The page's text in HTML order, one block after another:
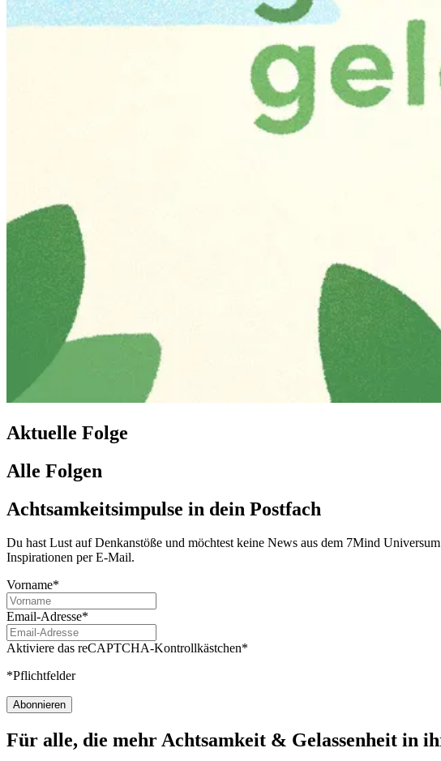
Aktuelle Folge
Alle Folgen
Achtsamkeitsimpulse in dein Postfach
Du hast Lust auf Denkanstöße und möchtest keine News aus dem 7Mind
Inspirationen per E-Mail.
Vorname*
Email-Adresse*
Aktiviere das reCAPTCHA-Kontrollkästchen*
*Pflichtfelder
Abonnieren
Für alle, die mehr Acht­sam­keit & Gelas­sen­heit in